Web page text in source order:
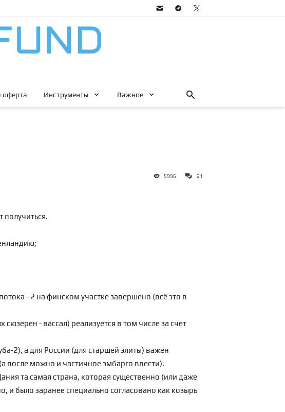
оферта Инструменты Важное
5996 21
получиться.
- 2 на финском участке завершено (всё это в
сюзерен - вассал) реализуется в том числе за счет
2), а для России (для старшей элиты) важен
после можно и частичноеэмбарго ввести).
та самая страна, которая существенно (или даже
было заранее специально согласовано как козырь